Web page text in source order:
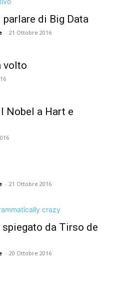
di Big Data
- 21 Ottobre 2016
volto
Nobel a Hart e
- 21 Ottobre 2016
da Tirso de
- 20 Ottobre 2016